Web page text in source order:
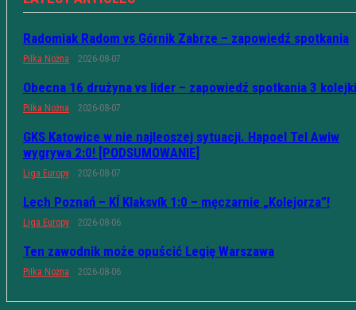
Radomiak Radom vs Górnik Zabrze – zapowiedź spotkania
Piłka Nożna 2026-08-07
Obecna 16 drużyna vs lider – zapowiedź spotkania 3 kolejki
Piłka Nożna 2026-08-07
GKS Katowice w nie najleoszej sytuacji. Hapoel Tel Awiw
wygrywa 2:0! [PODSUMOWANIE]
Liga Europy 2026-08-07
Lech Poznań – KÍ Klaksvík 1:0 – męczarnie „Kolejorza”!
Liga Europy 2026-08-06
Ten zawodnik może opuścić Legię Warszawa
Piłka Nożna 2026-08-06